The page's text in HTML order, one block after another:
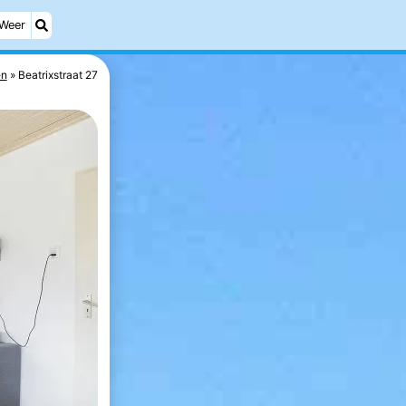
Beatrixstraat 27